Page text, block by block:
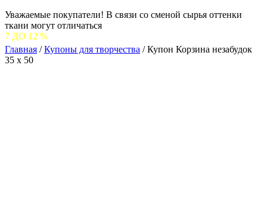
Уважаемые покупатели! В связи со сменой сырья оттенки
ткани могут отличаться
Главная /Купоны для творчества /Купон Корзина незабудок
35 х 50